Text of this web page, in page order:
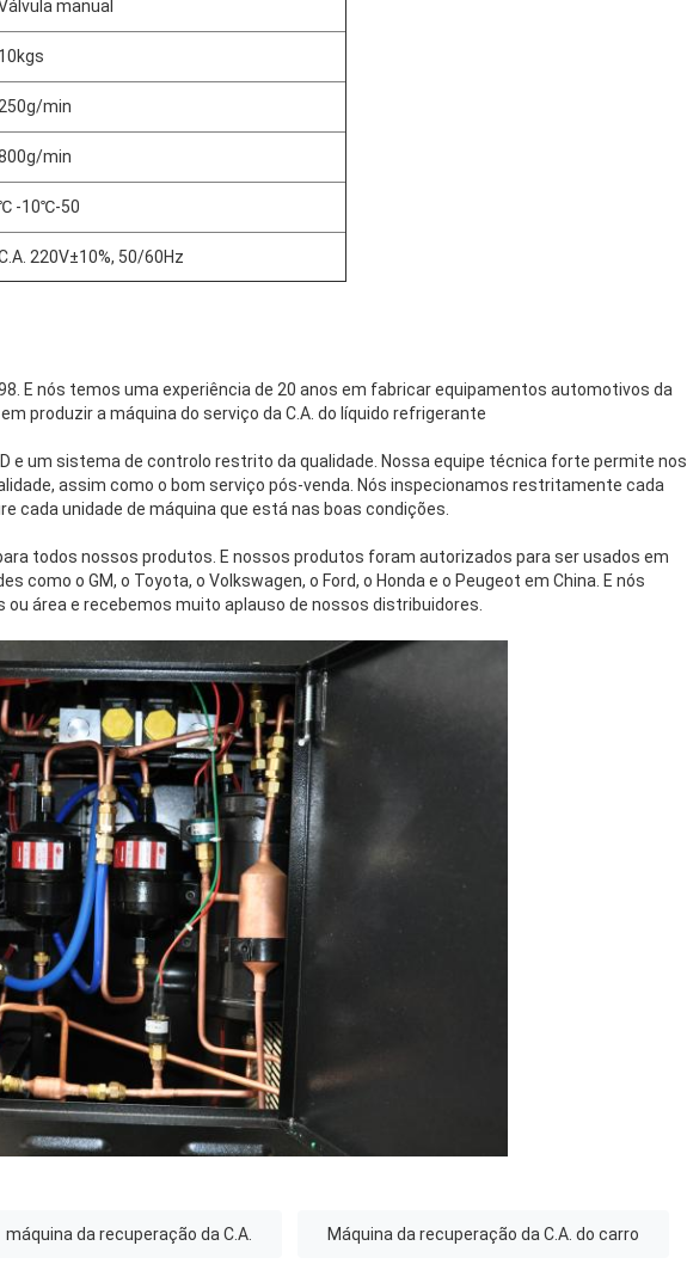
manual
10kgs
250g/min
min
-10℃-50
220V±10%, 50/60Hz
E nós temos uma experiência de 20 anos em fabricar equipamentos automotivos da
produzir a máquina do serviço da C.A. do líquido refrigerante
e um sistema de controlo restrito da qualidade. Nossa equipe técnica forte permite nos
assim como o bom serviço pós-venda. Nós inspecionamos restritamente cada
cada unidade de máquina que está nas boas condições.
todos nossos produtos. E nossos produtos foram autorizados para ser usados em
como o GM, o Toyota, o Volkswagen, o Ford, o Honda e o Peugeot em China. E nós
área e recebemos muito aplauso de nossos distribuidores.
máquina da recuperação da C.A. Máquina da recuperação da C.A. do carro